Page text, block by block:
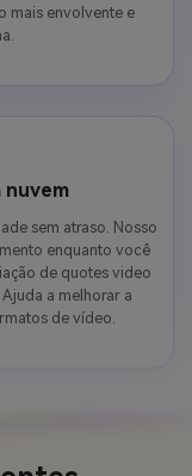
mais envolvente e
nuvem
sem atraso. Nosso
enquanto você
de quotes video
a melhorar a
de vídeo.